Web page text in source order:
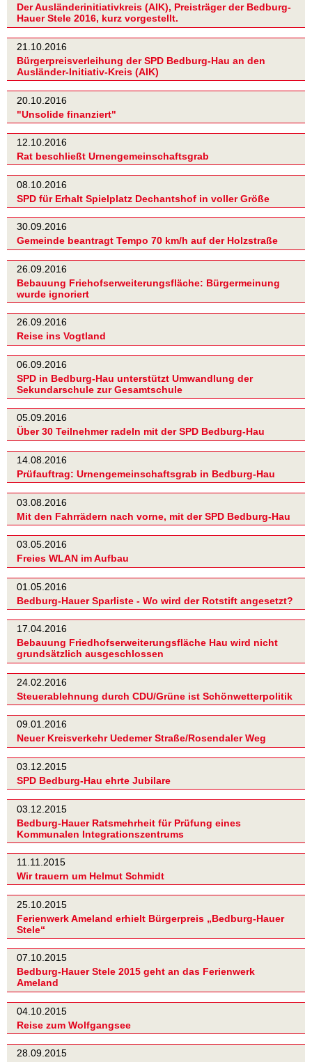
Der Ausländerinitiativkreis (AIK), Preisträger der Bedburg-
Hauer Stele 2016, kurz vorgestellt.
21.10.2016
Bürgerpreisverleihung der SPD Bedburg-Hau an den
Ausländer-Initiativ-Kreis (AIK)
20.10.2016
"Unsolide finanziert"
12.10.2016
Rat beschließt Urnengemeinschaftsgrab
08.10.2016
SPD für Erhalt Spielplatz Dechantshof in voller Größe
30.09.2016
Gemeinde beantragt Tempo 70 km/h auf der Holzstraße
26.09.2016
Bebauung Friehofserweiterungsfläche: Bürgermeinung
wurde ignoriert
26.09.2016
Reise ins Vogtland
06.09.2016
SPD in Bedburg-Hau unterstützt Umwandlung der
Sekundarschule zur Gesamtschule
05.09.2016
Über 30 Teilnehmer radeln mit der SPD Bedburg-Hau
14.08.2016
Prüfauftrag: Urnengemeinschaftsgrab in Bedburg-Hau
03.08.2016
Mit den Fahrrädern nach vorne, mit der SPD Bedburg-Hau
03.05.2016
Freies WLAN im Aufbau
01.05.2016
Bedburg-Hauer Sparliste - Wo wird der Rotstift angesetzt?
17.04.2016
Bebauung Friedhofserweiterungsfläche Hau wird nicht
grundsätzlich ausgeschlossen
24.02.2016
Steuerablehnung durch CDU/Grüne ist Schönwetterpolitik
09.01.2016
Neuer Kreisverkehr Uedemer Straße/Rosendaler Weg
03.12.2015
SPD Bedburg-Hau ehrte Jubilare
03.12.2015
Bedburg-Hauer Ratsmehrheit für Prüfung eines
Kommunalen Integrationszentrums
11.11.2015
Wir trauern um Helmut Schmidt
25.10.2015
Ferienwerk Ameland erhielt Bürgerpreis „Bedburg-Hauer
Stele“
07.10.2015
Bedburg-Hauer Stele 2015 geht an das Ferienwerk
Ameland
04.10.2015
Reise zum Wolfgangsee
28.09.2015